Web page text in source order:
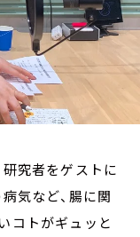
研究者をゲストに
気など、腸に関
コトがギュッと